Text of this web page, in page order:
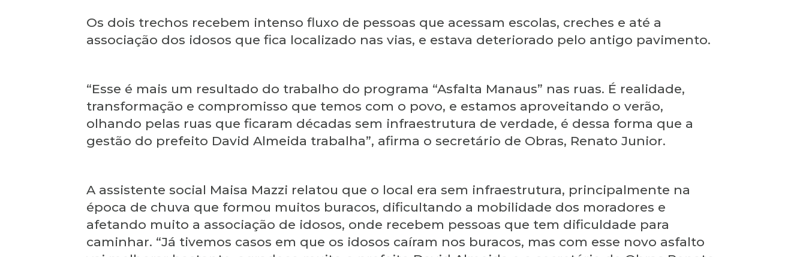
Os dois trechos recebem intenso fluxo de pessoas que acessam escolas, creches e até a
associação dos idosos que fica localizado nas vias, e estava deteriorado pelo antigo pavimento.
“Esse é mais um resultado do trabalho do programa “Asfalta Manaus” nas ruas. É realidade,
transformação e compromisso que temos com o povo, e estamos aproveitando o verão,
olhando pelas ruas que ficaram décadas sem infraestrutura de verdade, é dessa forma que a
gestão do prefeito David Almeida trabalha”, afirma o secretário de Obras, Renato Junior.
A assistente social Maisa Mazzi relatou que o local era sem infraestrutura, principalmente na
época de chuva que formou muitos buracos, dificultando a mobilidade dos moradores e
afetando muito a associação de idosos, onde recebem pessoas que tem dificuldade para
caminhar. “Já tivemos casos em que os idosos caíram nos buracos, mas com esse novo asfalto